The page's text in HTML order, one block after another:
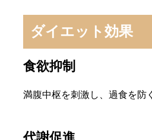
ダイエット効果
食欲抑制
満腹中枢を刺激し、過食を防